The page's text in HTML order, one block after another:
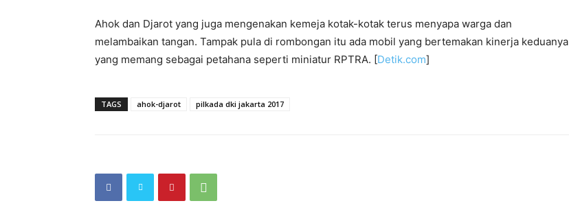
Ahok dan Djarot yang juga mengenakan kemeja kotak-kotak terus menyapa warga dan
melambaikan tangan. Tampak pula di rombongan itu ada mobil yang bertemakan kinerja keduanya
yang memang sebagai petahana seperti miniatur RPTRA. [Detik.com]
TAGS ahok-djarot pilkada dki jakarta 2017